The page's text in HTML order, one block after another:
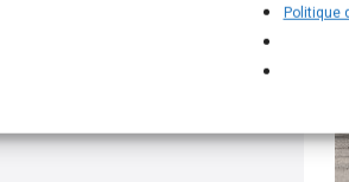
Politique
pour installer vos
des travaux sera amorti.